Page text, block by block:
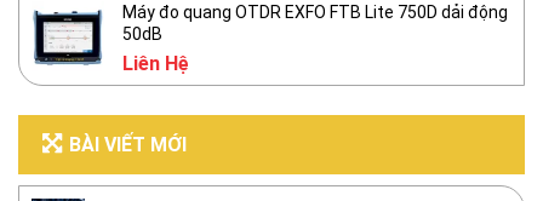
Máy đo quang OTDR EXFO FTB Lite 750D dải động
50dB
Liên Hệ
BÀI VIẾT MỚI